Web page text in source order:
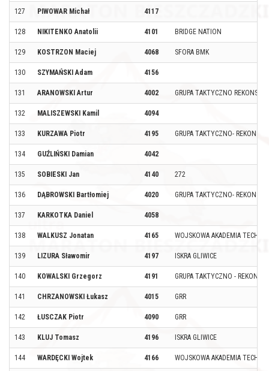
127 PIWOWAR Michał 4117
128 NIKITENKO Anatolii 4101 BRIDGE NATION
129 KOSTRZON Maciej 4068 SFORA BMK
130 SZYMAŃSKI Adam 4156
131 ARANOWSKI Artur 4002 GRUPA TAKTYCZNO
132 MALISZEWSKI Kamil 4094
133 KURZAWA Piotr 4195 GRUPA TAKTYCZNO-
134 GUŹLIŃSKI Damian 4042
135 SOBIESKI Jan 4140 272
136 DĄBROWSKI Bartłomiej 4020 GRUPA TAKTYCZNO-
137 KARKOTKA Daniel 4058
138 WALKUSZ Jonatan 4165 WOJSKOWA AKADEMIA
139 LIZURA Sławomir 4197 ISKRA GLIWICE
140 KOWALSKI Grzegorz 4191 GRUPA TAKTYCZNO -
141 CHRZANOWSKI Łukasz 4015 GRR
142 ŁUSCZAK Piotr 4090 GRR
143 KLUJ Tomasz 4196 ISKRA GLIWICE
144 WARDĘCKI Wojtek 4166 WOJSKOWA AKADEMIA